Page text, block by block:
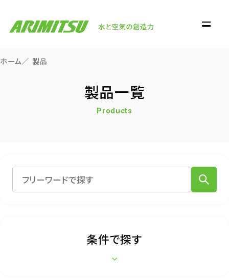
ホーム 製品
製品一覧
Products
条件で探す